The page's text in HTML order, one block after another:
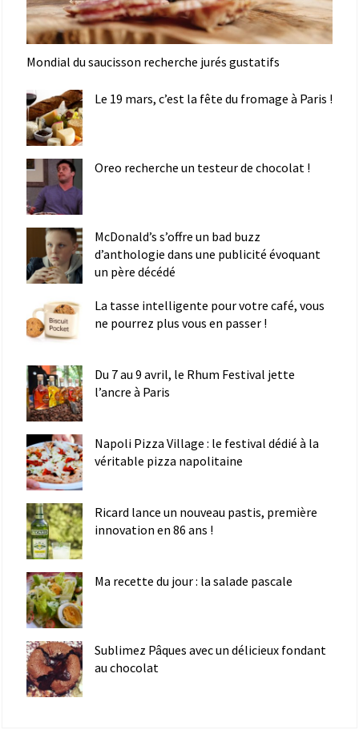
Mondial du saucisson recherche jurés gustatifs
Le 19 mars, c’est la fête du fromage à Paris !
Oreo recherche un testeur de chocolat !
McDonald’s s’offre un bad buzz
d’anthologie dans une publicité évoquant
un père décédé
La tasse intelligente pour votre café, vous
ne pourrez plus vous en passer !
Du 7 au 9 avril, le Rhum Festival jette
l’ancre à Paris
Napoli Pizza Village : le festival dédié à la
véritable pizza napolitaine
Ricard lance un nouveau pastis, première
innovation en 86 ans !
Ma recette du jour : la salade pascale
Sublimez Pâques avec un délicieux fondant
au chocolat